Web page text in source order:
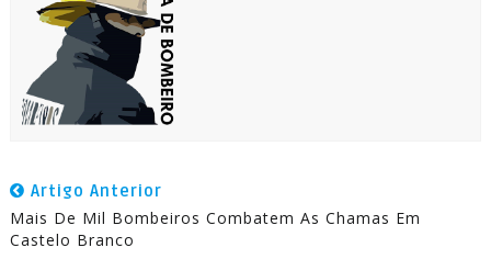
Artigo Anterior
Mais De Mil Bombeiros Combatem As Chamas Em
Castelo Branco